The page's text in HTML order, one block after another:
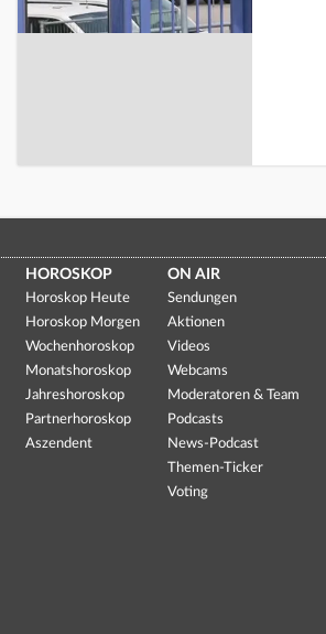
HOROSKOP
Horoskop Heute
Horoskop Morgen
Wochenhoroskop
Monatshoroskop
Jahreshoroskop
Partnerhoroskop
Aszendent
ON AIR
Sendungen
Aktionen
Videos
Webcams
Moderatoren & Team
Podcasts
News-Podcast
Themen-Ticker
Voting